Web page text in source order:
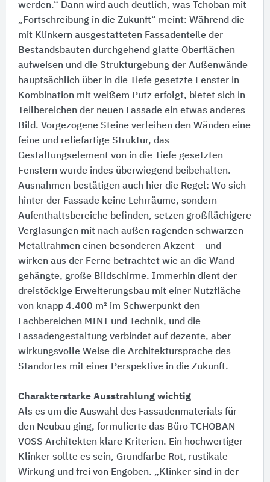
werden.“ Dann wird auch deutlich, was Tchoban mit
„Fortschreibung in die Zukunft“ meint:​ Während die
mit Klinkern ausgestatteten Fassadenteile der
Bestandsbauten durchgehend glatte Oberflächen
aufweisen und die Strukturgebung der Außenwände
hauptsächlich über in die Tiefe gesetzte Fenster in
Kombination mit weißem Putz erfolgt, bietet sich in
Teilbereichen der neuen Fassade ein etwas anderes
Bild. Vorgezogene Steine verleihen den Wänden eine
feine und reliefartige Struktur, das
Gestaltungselement von in die Tiefe gesetzten
Fenstern wurde indes überwiegend beibehalten.
Ausnahmen bestätigen auch hier die Regel:​ Wo sich
hinter der Fassade keine Lehrräume, sondern
Aufenthaltsbereiche befinden, setzen großflächigere
Verglasungen mit nach außen ragenden schwarzen
Metallrahmen einen besonderen Akzent – und
wirken aus der Ferne betrachtet wie an die Wand
gehängte, große Bildschirme. Immerhin dient der
dreistöckige Erweiterungsbau mit einer Nutzfläche
von knapp 4.400 m² im Schwerpunkt den
Fachbereichen MINT und Technik, und die
Fassadengestaltung verbindet auf dezente, aber
wirkungsvolle Weise die Architektursprache des
Standortes mit einer Perspektive in die Zukunft.
Charakterstarke Ausstrahlung wichtig
Als es um die Auswahl des Fassadenmaterials für
den Neubau ging, formulierte das Büro TCHOBAN
VOSS Architekten klare Kriterien. Ein hochwertiger
Klinker sollte es sein, Grundfarbe Rot, rustikale
Wirkung und frei von Engoben. „Klinker sind in der